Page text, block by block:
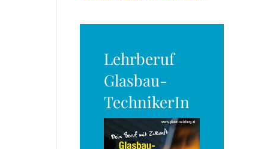
Lehrberuf
Glasbau-
TechnikerIn